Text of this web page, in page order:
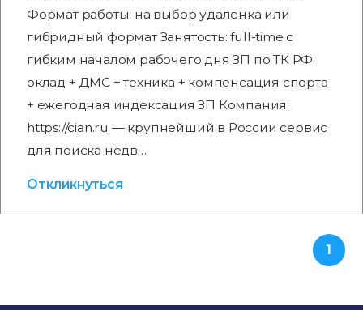
Формат работы: на выбор удаленка или
гибридный формат Занятость: full-time с
гибким началом рабочего дня ЗП по ТК РФ:
оклад + ДМС + техника + компенсация спорта
+ ежегодная индексация ЗП Компания:
https://cian.ru — крупнейший в России сервис
для поиска недв…
Откликнуться
1